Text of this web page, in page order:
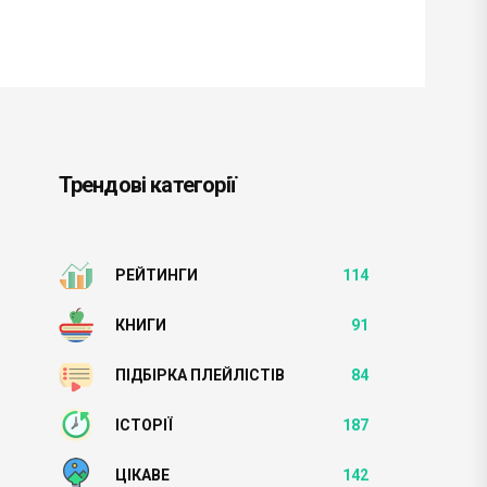
Трендові категорії
РЕЙТИНГИ 114
КНИГИ 91
ПІДБІРКА ПЛЕЙЛІСТІВ 84
ІСТОРІЇ 187
ЦІКАВЕ 142